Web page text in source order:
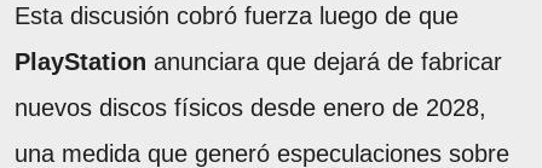
Esta discusión cobró fuerza luego de que
PlayStation anunciara que dejará de fabricar
nuevos discos físicos desde enero de 2028,
una medida que generó especulaciones sobre